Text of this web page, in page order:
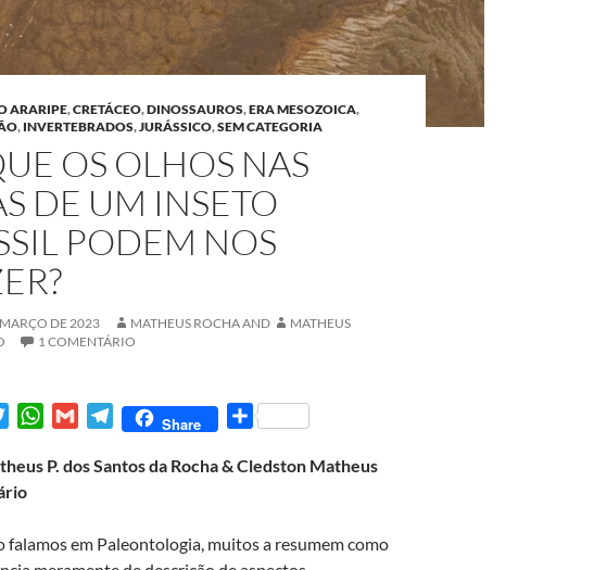
ARARIPE,CRETÁCEO,DINOSSAUROS,ERA MESOZOICA,
, INVERTEBRADOS,JURÁSSICO,SEM CATEGORIA
OS OLHOS NAS
DE UM INSETO
PODEM NOS
DE 2023 MATHEUS ROCHAAND
MATHEUS
1 COMENTÁRIO
i
t
e
W
a
A
G
a
T
l
r
Share
S
a
P. dos Santos da Rocha & Cledston Matheus
falamos em Paleontologia, muitos a resumem como